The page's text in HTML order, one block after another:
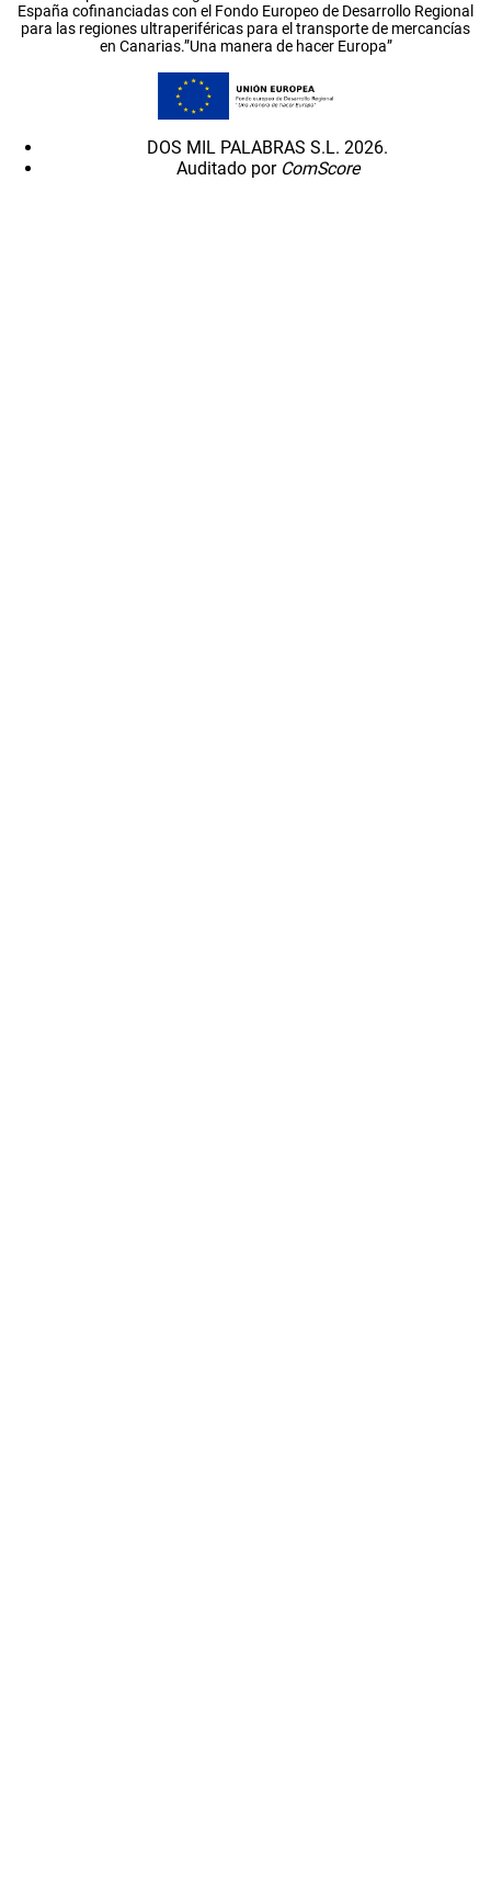
España cofinanciadas con el Fondo Europeo de Desarrollo Regional
para las regiones ultraperiféricas para el transporte de mercancías
en Canarias.”Una manera de hacer Europa”
DOS MIL PALABRAS S.L. 2026.
Auditado por ComScore